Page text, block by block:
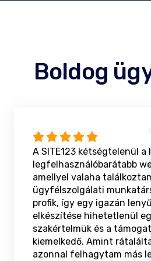
Boldog
A SITE123 kétségtelenül a
legfelhasználóbarátabb
amellyel valaha
ügyfélszolgálati
profik, így egy igazán
elkészítése hihetetlenül
szakértelmük és a
kiemelkedő. Amint
azonnal felhagytam más